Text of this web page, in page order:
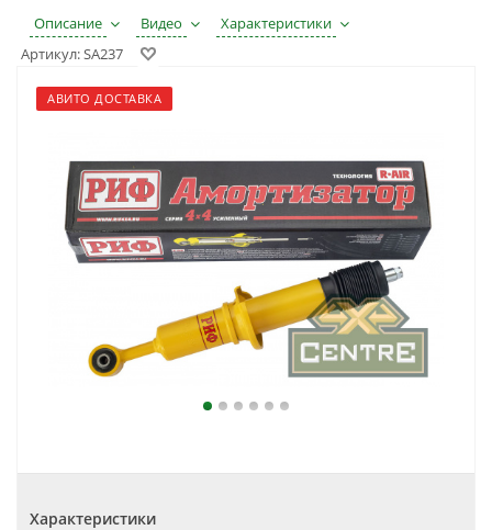
Описание Видео
Характеристики
Артикул:SA237
АВИТО ДОСТАВКА
Характеристики